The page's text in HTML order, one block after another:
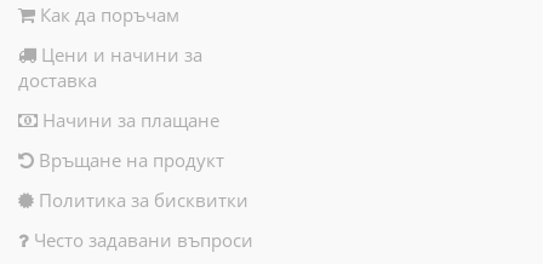
Как да поръчам
Цени и начини за
доставка
Начини за плащане
Връщане на продукт
Политика за бисквитки
Често задавани въпроси